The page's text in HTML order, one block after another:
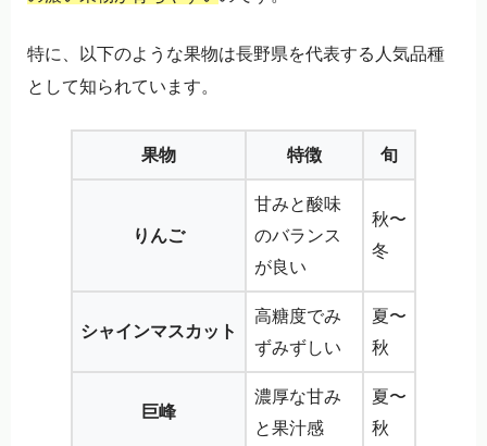
特に、以下のような果物は長野県を代表する人気品種
として知られています。
果物 特徴 旬
りんご
甘みと酸味
のバランス
が良い
秋〜
冬
シャインマスカット
高糖度でみ
ずみずしい
夏〜
秋
巨峰
濃厚な甘み
と果汁感
夏〜
秋